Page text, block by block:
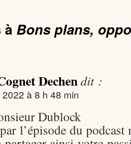
à Bons plans,
Dechendit :
à 8 h 48 min
Dublock
l’épisode du